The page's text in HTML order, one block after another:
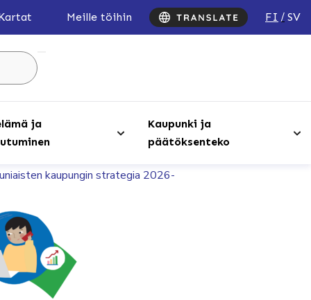
Meille töihin FI SV
ja
Kaupunki ja
päätöksenteko
kaupungin strategia 2026-